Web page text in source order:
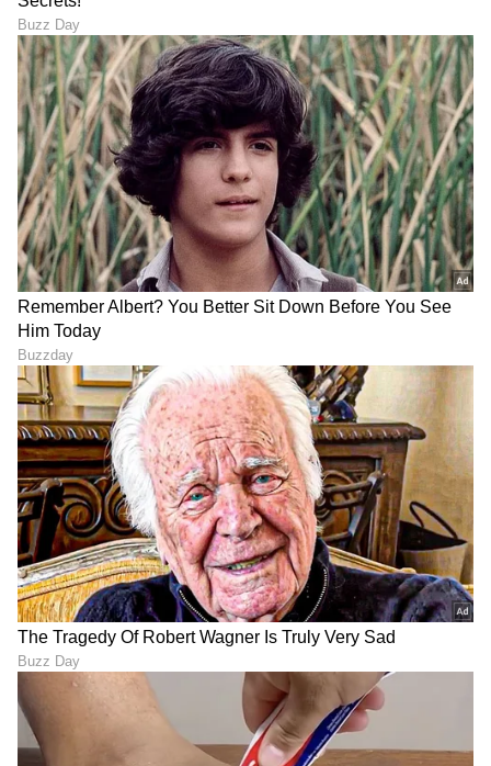
ಪುಸ್ತಕದಲ್ಲಿ ಸ್ವತಃ ಗಾಯಕಿಯೇ ಈ ಬಗ್ಗೆ ಹೇಳಿರುವ ಬಗ್ಗೆ
ಉಲ್ಲೇಖವಿದೆ.
10
10
ಲತಾ ನಟಿಯಾಗಿ ತಮ್ಮ ವೃತ್ತಿಜೀವನವನ್ನು ಪ್ರಾರಂಭಿಸಿದ್ದರು.
ಅವರು ಪಹಿಲಿ ಮಂಗಳಗೌರ್ (1942) ನಲ್ಲಿ ನಟಿಸಿದರು ಮತ್ತು
ನಂತರ ಚಿಮುಕ್ಲಾ ಸನ್ಸಾರ್ (1943) ಮತ್ತು ಮಾಜೆ ಬಾಲ್